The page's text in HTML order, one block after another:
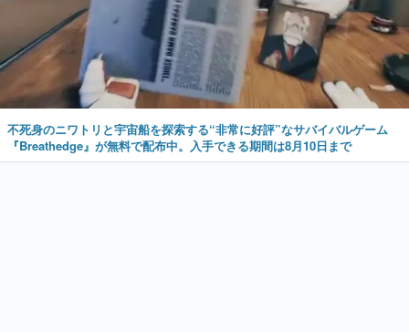
不死身のニワトリと宇宙船を探索する“非常に好評”なサバイバルゲーム
『Breathedge』が無料で配布中。入手できる期間は8月10日まで